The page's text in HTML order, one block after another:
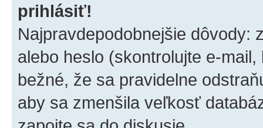
prihlásiť!
Najpravdepodobnejšie dôvody:
alebo heslo (skontrolujte e-
bežné, že sa pravidelne
aby sa zmenšila veľkosť